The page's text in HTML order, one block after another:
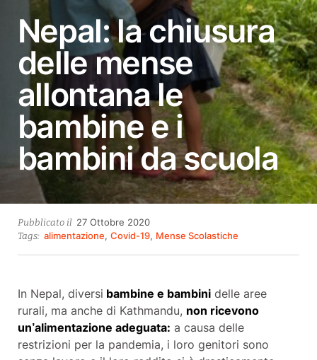
Nepal: la chiusura
delle mense
allontana le
bambine e i
bambini da scuola
Pubblicato il 27 Ottobre 20208
Ottobre
Tags: alimentazione,Covid-19, Mense Scolastiche
In Nepal, diversi bambine e bambinidelle aree
rurali, ma anche di Kathmandu, non ricevono
un’alimentazione adeguata: a causa delle
restrizioni per la pandemia, i loro genitori sono